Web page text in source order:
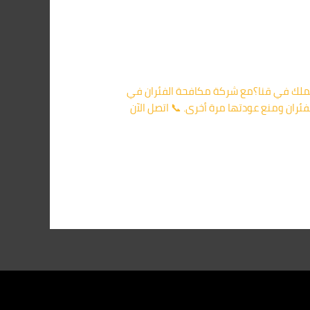
في قنا؟مع شركة مكافحة الفئران في
ومنع عودتها مرة أخرى. 📞 اتصل الآن